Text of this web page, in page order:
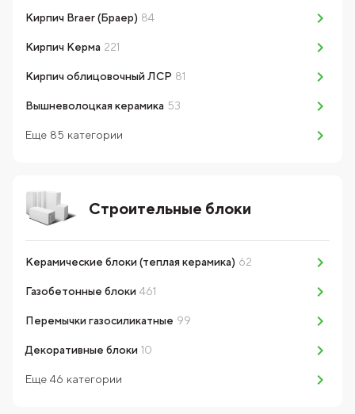
Кирпич Braer (Браер) 84
Кирпич Керма 221
Кирпич облицовочный ЛСР 81
Вышневолоцкая керамика 53
Еще 85 категории
Строительные блоки
Керамические блоки (теплая керамика) 62
Газобетонные блоки 461
Перемычки газосиликатные 99
Декоративные блоки 10
Еще 46 категории